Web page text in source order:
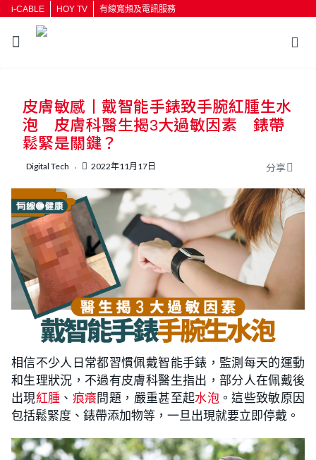
i-CABLE HOY TV 有線寬頻及電訊服務
按輸入鍵開始搜尋
皮膚敏感丨戴智能手錶致手腕紅腫生水
泡 皮膚科醫生揭3大過敏因素 錶帶
鬆緊是關鍵？
Digital Tech 2022年11月17日 分享
相信不少人日常都習慣佩戴智能手錶，監測每天的運動
和生理狀況，不過有皮膚科醫生指出，部分人在佩戴後
出現紅腫 、 痕癢問題，嚴重甚至起水泡 。這些致敏原因
包括鬆緊度、錶帶添加物等，一旦出現就要立即停戴。